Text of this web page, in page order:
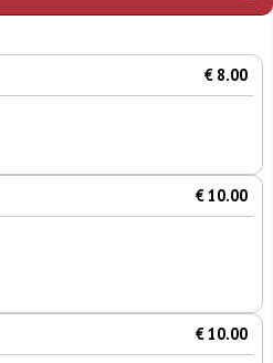
€ 8.00
€ 10.00
€ 10.00